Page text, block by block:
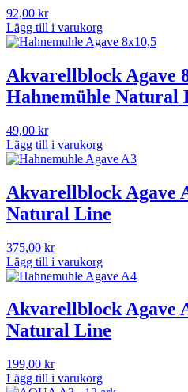
92,00 kr
Lägg till i varukorg
Akvarellblock Agave
Hahnemühle Natural
49,00 kr
Lägg till i varukorg
Akvarellblock Agave
Natural Line
375,00 kr
Lägg till i varukorg
Akvarellblock Agave
Natural Line
199,00 kr
Lägg till i varukorg